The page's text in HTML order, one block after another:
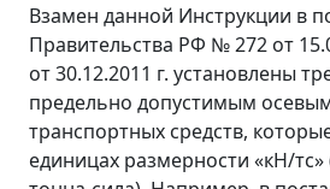
Взамен данной Инструкции в
Правительства РФ № 272 от
от 30.12.2011 г. установлены
предельно допустимым
транспортных средств,
единицах размерности «кН/